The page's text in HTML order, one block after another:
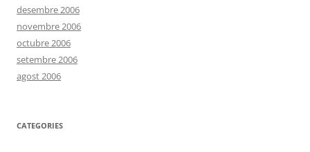
desembre 2006
novembre 2006
octubre 2006
setembre 2006
agost 2006
CATEGORIES